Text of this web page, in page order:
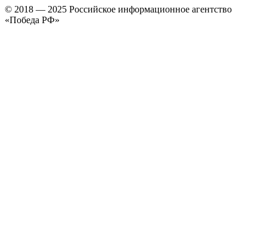
© 2018 — 2025 Российское информационное агентство
«Победа РФ»